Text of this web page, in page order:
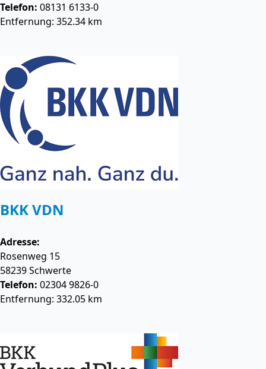
Telefon: 08131 6133-0
Entfernung: 352.34 km
BKK VDN
Adresse:
Rosenweg 15
58239Schwerte
Telefon: 02304 9826-0
Entfernung: 332.05 km